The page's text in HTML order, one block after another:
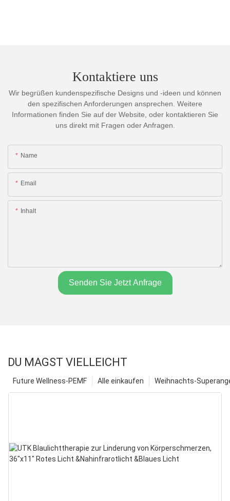
Kontaktiere uns
Wir begrüßen kundenspezifische Designs und -ideen und können
den spezifischen Anforderungen ansprechen. Weitere
Informationen finden Sie auf der Website, oder kontaktieren Sie
uns direkt mit Fragen oder Anfragen.
Name
Email
Inhalt
Senden Sie Jetzt Anfrage
DU MAGST VIELLEICHT
Weihnachts-
Alle einkaufen
Future Wellness-PEMF